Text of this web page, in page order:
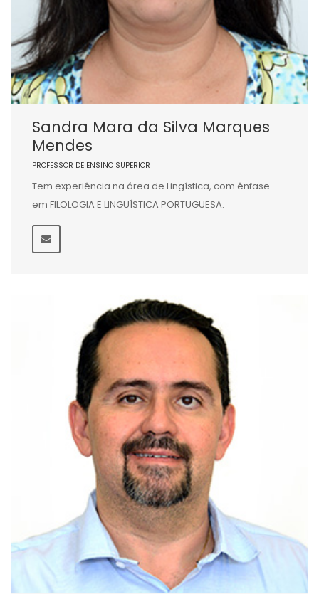
Sandra Mara da Silva Marques
Mendes
PROFESSOR DE ENSINO SUPERIOR
Tem experiência na área de Lingística, com ênfase
em FILOLOGIA E LINGUÍSTICA PORTUGUESA.